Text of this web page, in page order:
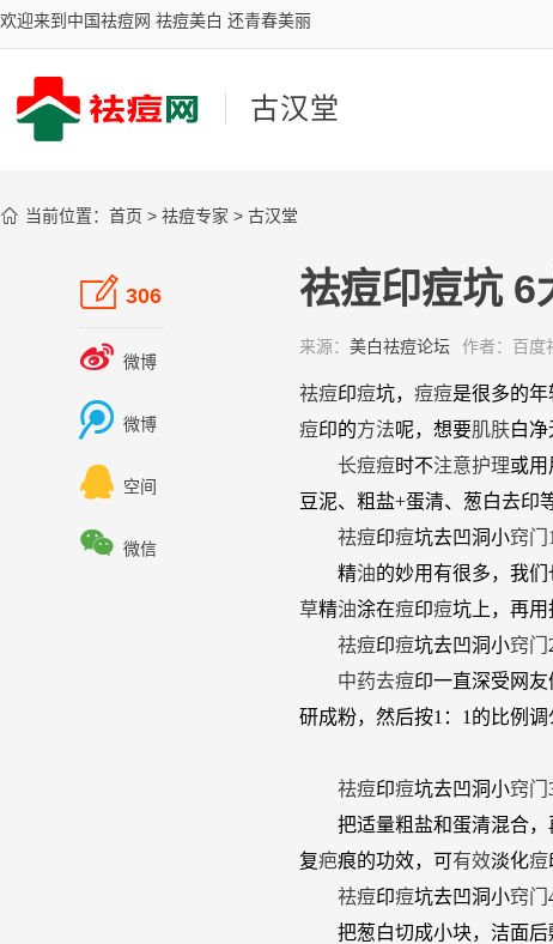
欢迎来到中国祛痘网 祛痘美白 还青春美丽
古汉堂
 当前位置： 首页 > 祛痘专家 > 古汉堂
 306
 微博
 微博
 空间
 微信
祛痘印痘坑 6
来源： 美白祛痘论坛 作者： 百度
祛痘印痘坑， 痘痘是很多的
痘印的方法呢，想要肌肤白
长痘痘时不注意护理或用
豆泥、粗盐+蛋清、葱白去印
祛痘印痘坑去凹洞小窍门
精油的妙用有很多，我
草精油涂在痘印痘坑上，再
祛痘印痘坑去凹洞小窍门
中药去痘印一直深受网友
研成粉，然后按1：1的比例
祛痘印痘坑去凹洞小窍门
把适量粗盐和蛋清混合，
复疤痕的功效，可有效淡化痘
祛痘印痘坑去凹洞小窍门
把葱白切成小块，洁面后